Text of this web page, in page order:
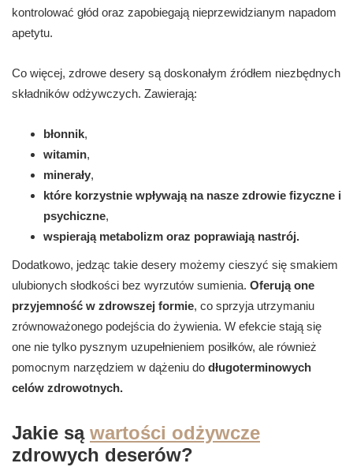
kontrolować głód oraz zapobiegają nieprzewidzianym napadom
apetytu.
Co więcej, zdrowe desery są doskonałym źródłem niezbędnych
składników odżywczych. Zawierają:
błonnik,
witamin,
minerały,
które korzystnie wpływają na nasze zdrowie fizyczne i
psychiczne,
wspierają metabolizm oraz poprawiają nastrój.
Dodatkowo, jedząc takie desery możemy cieszyć się smakiem
ulubionych słodkości bez wyrzutów sumienia. Oferują one
przyjemność w zdrowszej formie, co sprzyja utrzymaniu
zrównoważonego podejścia do żywienia. W efekcie stają się
one nie tylko pysznym uzupełnieniem posiłków, ale również
pomocnym narzędziem w dążeniu do długoterminowych
celów zdrowotnych.
Jakie są wartości odżywcze
zdrowych deserów?